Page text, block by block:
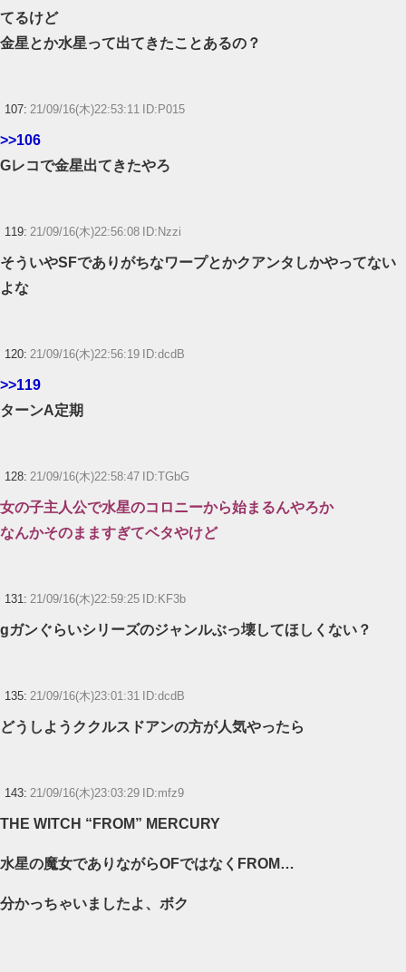
てるけど
金星とか水星って出てきたことあるの？
107: 21/09/16(木)22:53:11 ID:P015
>>106
Gレコで金星出てきたやろ
119: 21/09/16(木)22:56:08 ID:Nzzi
そういやSFでありがちなワープとかクアンタしかやってない
よな
120: 21/09/16(木)22:56:19 ID:dcdB
>>119
ターンA定期
128: 21/09/16(木)22:58:47 ID:TGbG
女の子主人公で水星のコロニーから始まるんやろか
なんかそのまますぎてベタやけど
131: 21/09/16(木)22:59:25 ID:KF3b
gガンぐらいシリーズのジャンルぶっ壊してほしくない？
135: 21/09/16(木)23:01:31 ID:dcdB
どうしようククルスドアンの方が人気やったら
143: 21/09/16(木)23:03:29 ID:mfz9
THE WITCH “FROM” MERCURY
水星の魔女でありながらOFではなくFROM…
分かっちゃいましたよ、ボク